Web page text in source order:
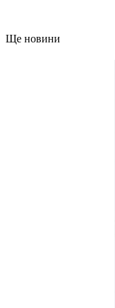
Ще новини